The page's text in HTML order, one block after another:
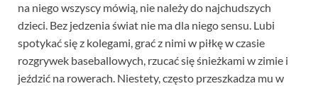
na niego wszyscy mówią, nie należy do najchudszych
dzieci. Bez jedzenia świat nie ma dla niego sensu. Lubi
spotykać się z kolegami, grać z nimi w piłkę w czasie
rozgrywek baseballowych, rzucać się śnieżkami w zimie i
jeździć na rowerach. Niestety, często przeszkadza mu w